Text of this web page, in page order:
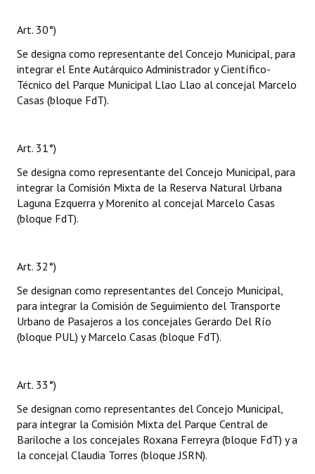
Art. 30°)
Se designa como representante del Concejo Municipal, para
integrar el Ente Autárquico Administrador y Científico-
Técnico del Parque Municipal Llao Llao al concejal Marcelo
Casas (bloque FdT).
Art. 31°)
Se designa como representante del Concejo Municipal, para
integrar la Comisión Mixta de la Reserva Natural Urbana
Laguna Ezquerra y Morenito al concejal Marcelo Casas
(bloque FdT).
Art. 32°)
Se designan como representantes del Concejo Municipal,
para integrar la Comisión de Seguimiento del Transporte
Urbano de Pasajeros a los concejales Gerardo Del Río
(bloque PUL) y Marcelo Casas (bloque FdT).
Art. 33°)
Se designan como representantes del Concejo Municipal,
para integrar la Comisión Mixta del Parque Central de
Bariloche a los concejales Roxana Ferreyra (bloque FdT) y a
la concejal Claudia Torres (bloque JSRN).